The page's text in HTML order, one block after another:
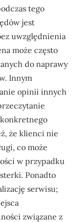
tego
jest
uwzględnienia
może często
do naprawy
Innym
opinii innych
że klienci nie
co może
w przypadku
Ponadto
serwisu;
związane z